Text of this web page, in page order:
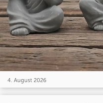
4. August 2026